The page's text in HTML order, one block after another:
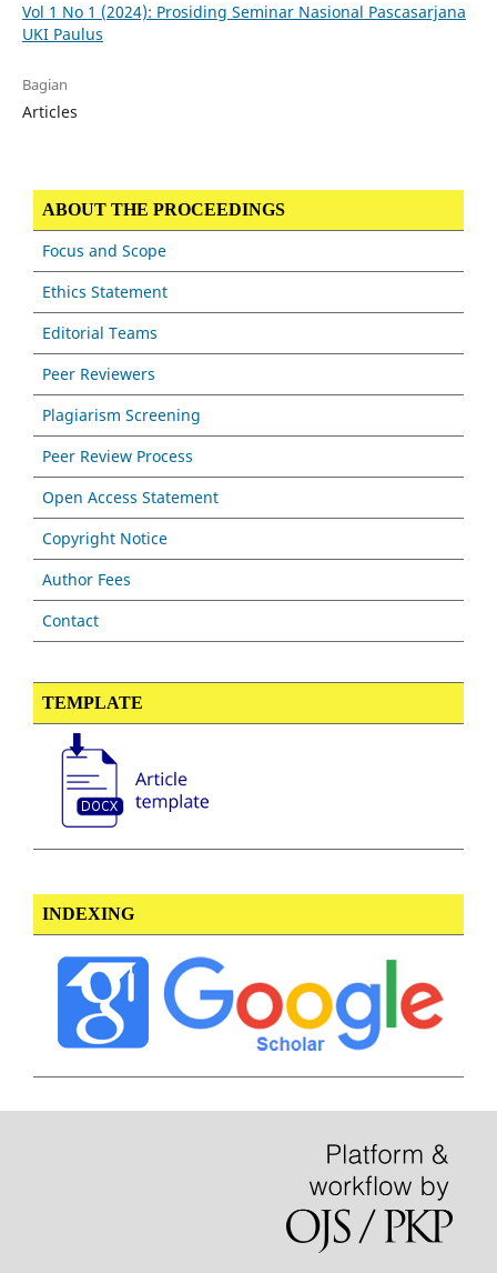
Vol 1 No 1 (2024): Prosiding Seminar Nasional Pascasarjana
UKI Paulus
Bagian
Articles
ABOUT THE PROCEEDINGS
Focus and Scope
Ethics Statement
Editorial Teams
Peer Reviewers
Plagiarism Screening
Peer Review Process
Open Access Statement
Copyright Notice
Author Fees
Contact
TEMPLATE
INDEXING